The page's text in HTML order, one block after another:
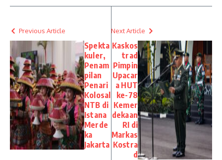
Previous Article
Spekta
kuler,
Penam
pilan
Penari
Kolosal
NTB di
Istana
Merde
ka
Jakarta
Next Article
Kaskos
trad
Pimpin
Upacar
a HUT
ke-78
Kemer
dekaan
RI di
Markas
Kostra
d